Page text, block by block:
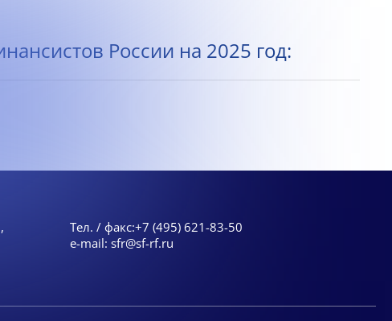
России на 2025 год:
Тел. / факс:+7 (495) 621-83-50
e-mail: sfr@sf-rf.ru